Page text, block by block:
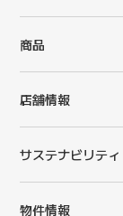
商品
店舗情報
サステナビリティ
物件情報